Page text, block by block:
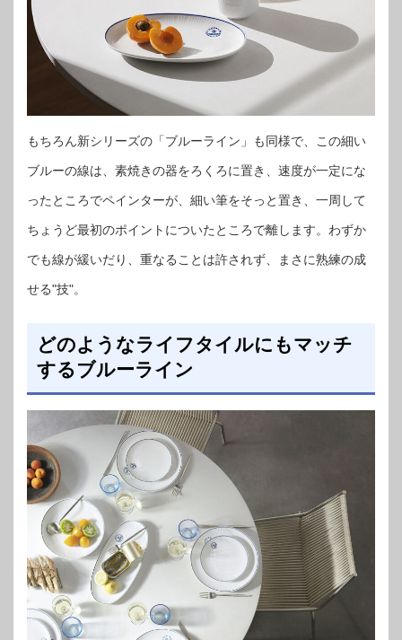
もちろん新シリーズの「ブルーライン」も同様で、この細い
ブルーの線は、素焼きの器をろくろに置き、速度が一定にな
ったところでペインターが、細い筆をそっと置き、一周して
ちょうど最初のポイントについたところで離します。わずか
でも線が緩いだり、重なることは許されず、まさに熟練の成
せる"技"。
どのようなライフタイルにもマッチ
するブルーライン